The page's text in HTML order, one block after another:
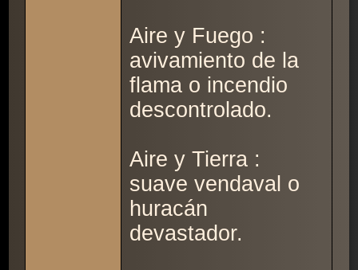
Aire y Fuego :
avivamiento de la
flama o incendio
descontrolado.
Aire y Tierra :
suave vendaval o
huracán
devastador.